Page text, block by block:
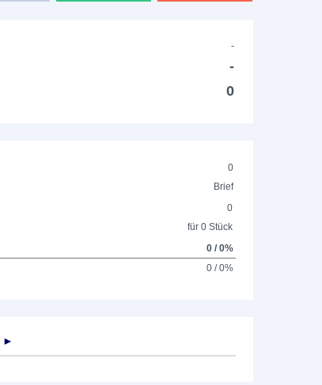
-
-
0
0
Brief
0
für 0 Stück
0 / 0%
0 / 0%
►